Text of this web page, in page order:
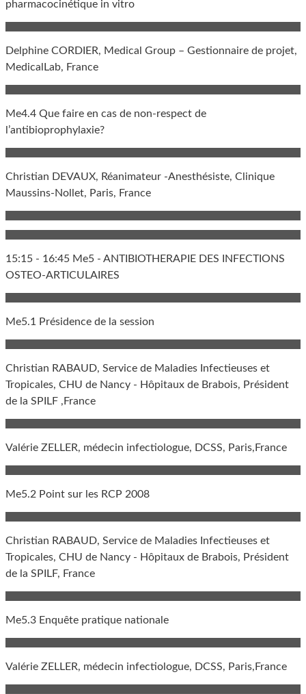
pharmacocinétique in vitro
Delphine CORDIER, Medical Group – Gestionnaire de projet,
MedicalLab, France
Me4.4 Que faire en cas de non-respect de
l’antibioprophylaxie?
Christian DEVAUX, Réanimateur -Anesthésiste, Clinique
Maussins-Nollet, Paris, France
15:15 - 16:45 Me5 - ANTIBIOTHERAPIE DES INFECTIONS
OSTEO-ARTICULAIRES
Me5.1 Présidence de la session
Christian RABAUD, Service de Maladies Infectieuses et
Tropicales, CHU de Nancy - Hôpitaux de Brabois, Président
de la SPILF ,France
Valérie ZELLER, médecin infectiologue, DCSS, Paris,France
Me5.2 Point sur les RCP 2008
Christian RABAUD, Service de Maladies Infectieuses et
Tropicales, CHU de Nancy - Hôpitaux de Brabois, Président
de la SPILF, France
Me5.3 Enquête pratique nationale
Valérie ZELLER, médecin infectiologue, DCSS, Paris,France